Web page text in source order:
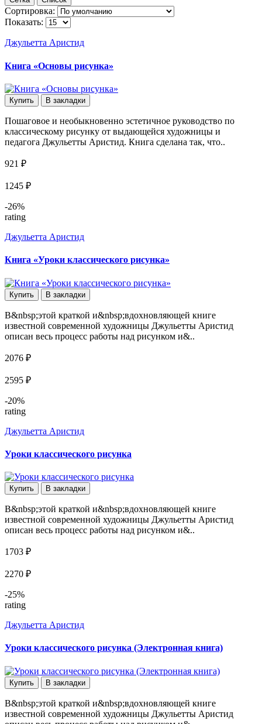
Сортировка:
Показать:
Джульетта Аристид
Книга «Основы рисунка»
Купить В закладки
Пошаговое и необыкновенно эстетичное руководство по
классическому рисунку от выдающейся художницы и
педагога Джульетты Аристид. Книга сделана так, что..
921 ₽
1245 ₽
-26%
rating
Джульетта Аристид
Книга «Уроки классического рисунка»
Купить В закладки
В&nbsp;этой краткой и&nbsp;вдохновляющей книге
известной современной художницы Джульетты Аристид
описан весь процесс работы над рисунком и&..
2076 ₽
2595 ₽
-20%
rating
Джульетта Аристид
Уроки классического рисунка
Купить В закладки
В&nbsp;этой краткой и&nbsp;вдохновляющей книге
известной современной художницы Джульетты Аристид
описан весь процесс работы над рисунком и&..
1703 ₽
2270 ₽
-25%
rating
Джульетта Аристид
Уроки классического рисунка (Электронная книга)
Купить В закладки
В&nbsp;этой краткой и&nbsp;вдохновляющей книге
известной современной художницы Джульетты Аристид